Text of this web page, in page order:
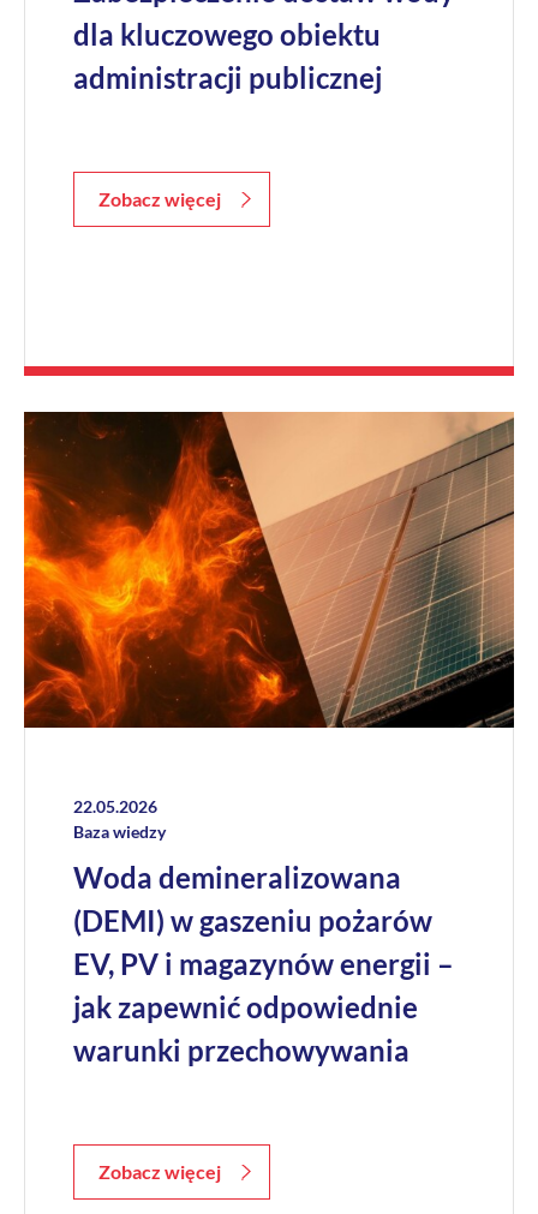
dla kluczowego obiektu
administracji publicznej
Zobacz więcej
22.05.2026
Baza wiedzy
Woda demineralizowana
(DEMI) w gaszeniu pożarów
EV, PV i magazynów energii –
jak zapewnić odpowiednie
warunki przechowywania
Zobacz więcej